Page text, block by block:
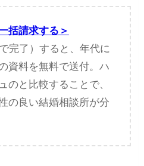
括請求する＞
完了）すると、年代に
資料を無料で送付。ハ
のと比較することで、
の良い結婚相談所が分